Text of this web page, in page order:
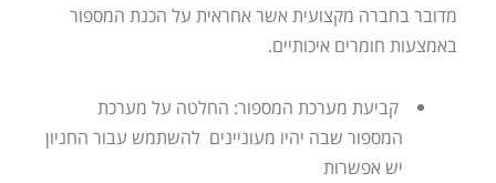
מדובר בחברה מקצועית אשר אחראית על הכנת המספור
באמצעות חומרים איכותיים.
קביעת מערכת המספור: החלטה על מערכת
המספור שבה יהיו מעוניינים להשתמש עבור החניון
יש אפשרות